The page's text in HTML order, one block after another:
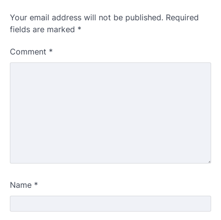
Your email address will not be published. Required
fields are marked *
Comment *
Name *